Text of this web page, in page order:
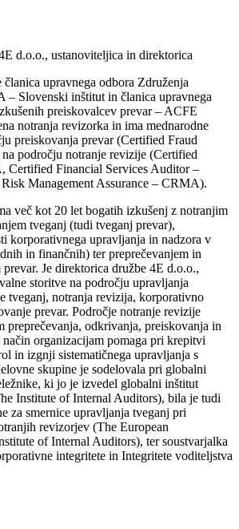
d.o.o., ustanoviteljica in direktorica
članica upravnega odbora Združenja
– Slovenski inštitut in članica upravnega
preiskovalcev prevar – ACFE
notranja revizorka in ima mednarodne
preiskovanja prevar (Certified Fraud
področju notranje revizije (Certified
Certified Financial Services Auditor –
Management Assurance – CRMA).
več kot 20 let bogatih izkušenj z notranjim
tveganj (tudi tveganj prevar),
korporativnega upravljanja in nadzora v
in finančnih) ter preprečevanjem in
Je direktorica družbe 4E d.o.o.,
storitve na področju upravljanja
tveganj, notranja revizija, korporativno
prevar. Področje notranje revizije
preprečevanja, odkrivanja, preiskovanja in
način organizacijam pomaga pri krepitvi
in izgnji sistematičnega upravljanja s
skupine je sodelovala pri globalni
ki jo je izvedel globalni inštitut
Institute of Internal Auditors), bila je tudi
za smernice upravljanja tveganj pri
revizorjev (The European
of Internal Auditors), ter soustvarjalka
integritete in Integritete voditeljstva